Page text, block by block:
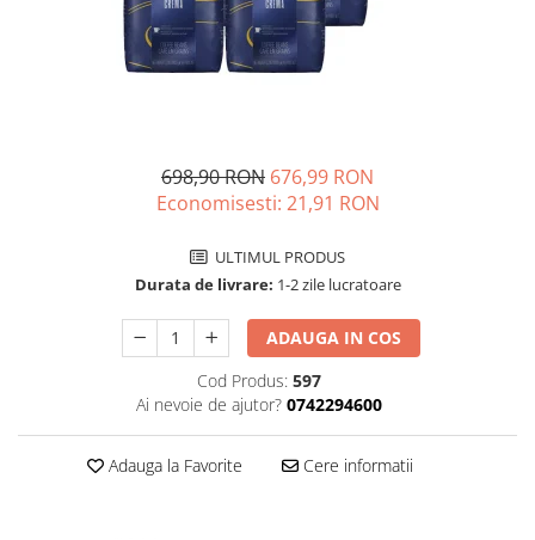
Ciocolata calda
Lapte instant
Pliculete Zahar si Miere
Topping
Aparate SH
698,90 RON 676,99 RON
Economisesti: 21,91 RON
ULTIMUL PRODUS
Durata de livrare: 1-2 zile lucratoare
ADAUGA IN COS
Cod Produs: 597
Ai nevoie de ajutor? 0742294600
Adauga la Favorite Cere informatii